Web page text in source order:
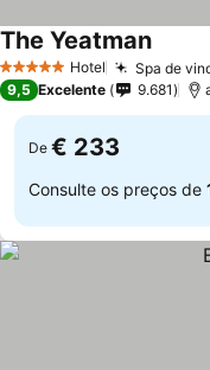
5 Estrelas Hotel Spa de
The Yeatman
9,5 Excelente 9.681
De € 233
Consulte os preços de